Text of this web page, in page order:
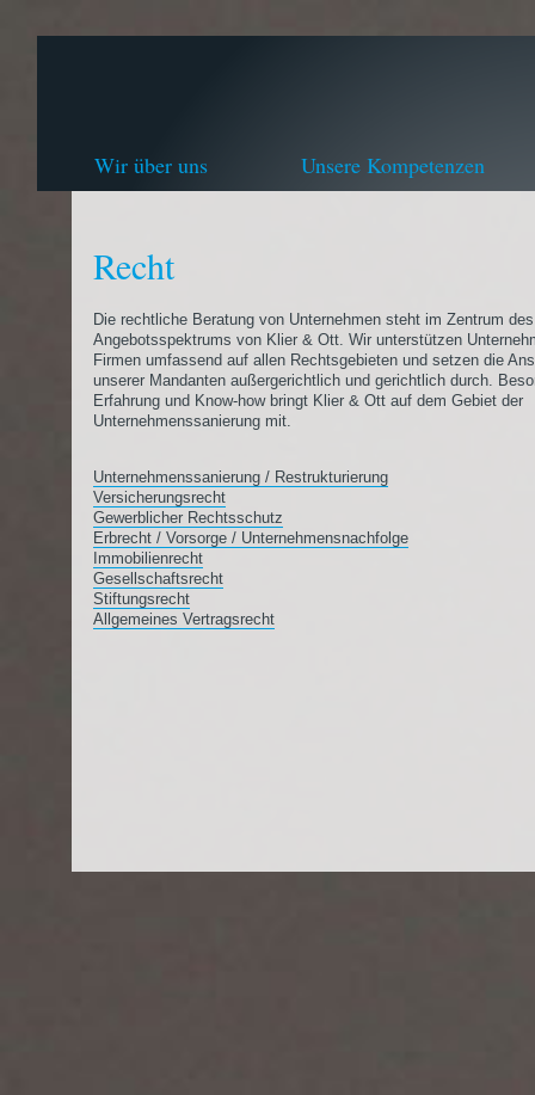
Wir über uns Unsere Kompetenzen
Recht
Die rechtliche Beratung von Unternehmen steht im Zentrum des
Angebotsspektrums von Klier & Ott. Wir unterstützen
Firmen umfassend auf allen Rechtsgebieten und setzen die
unserer Mandanten außergerichtlich und gerichtlich durch.
Erfahrung und Know-how bringt Klier & Ott auf dem Gebiet der
Unternehmenssanierung mit.
Unternehmenssanierung / Restrukturierung
Versicherungsrecht
Gewerblicher Rechtsschutz
Erbrecht / Vorsorge / Unternehmensnachfolge
Immobilienrecht
Gesellschaftsrecht
Stiftungsrecht
Allgemeines Vertragsrecht